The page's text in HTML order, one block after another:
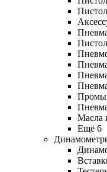
Масла
Ещё 6